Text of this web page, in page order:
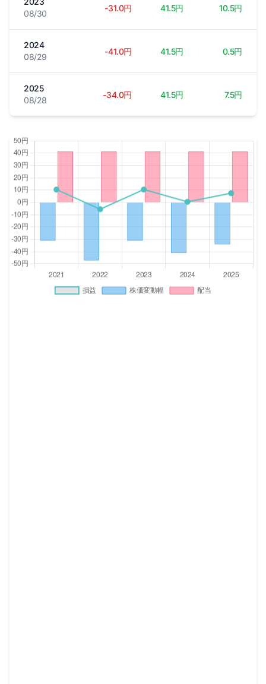
08/30
-31.0円 41.5円 10.5円
2024
08/29
-41.0円 41.5円 0.5円
2025
08/28
-34.0円 41.5円 7.5円